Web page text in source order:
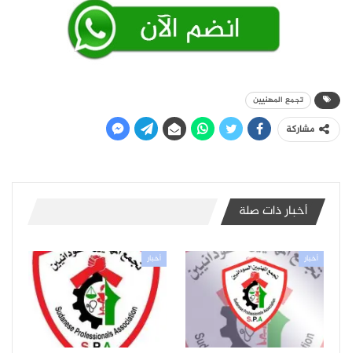
تجمع المهنيين
مشاركة
أخبار ذات صلة
أخبار أخبار